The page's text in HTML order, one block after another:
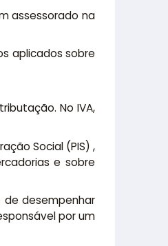
assessorado na
aplicados sobre
No IVA,
Social (PIS) ,
e sobre
de desempenhar
por um